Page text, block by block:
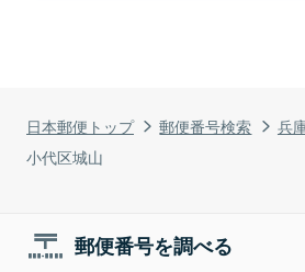
日本郵便トップ 郵便番号検索 兵
小代区城山
郵便番号を調べる